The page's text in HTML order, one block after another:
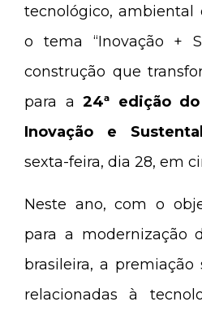
tecnológico, ambiental
o tema “Inovação +
construção que
para a24ª edição
Inovação e
sexta-feira, dia 28, em
Neste ano, com o
para a modernização
brasileira, a premiação
relacionadas à